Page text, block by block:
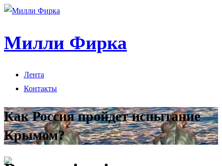
Милли Фирка
Лента
Контакты
Как Россия пройдет испытание
Крымом?